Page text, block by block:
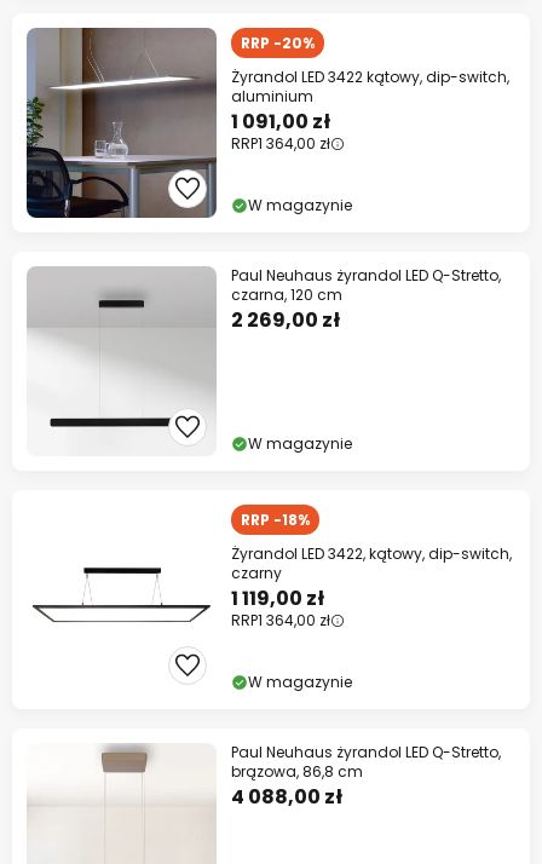
RRP -20%
Żyrandol LED 3422 kątowy, dip-switch,
aluminium
1 091,00 zł
RRP1 364,00 zł
W magazynie
Paul Neuhaus żyrandol LED Q-Stretto,
czarna, 120 cm
2 269,00 zł
W magazynie
RRP -18%
Żyrandol LED 3422, kątowy, dip-switch,
czarny
1 119,00 zł
RRP1 364,00 zł
W magazynie
Paul Neuhaus żyrandol LED Q-Stretto,
brązowa, 86,8 cm
4 088,00 zł